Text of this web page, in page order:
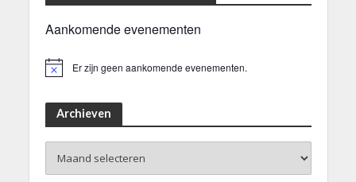
Aankomende evenementen
Er zijn geen aankomende evenementen.
Archieven